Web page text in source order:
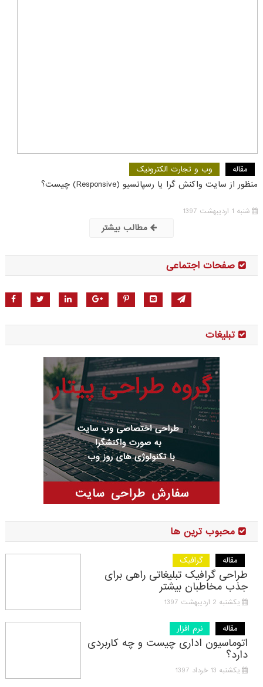
مقاله وب و تجارت الکترونیک
منظور از سایت واکنش گرا یا رسپانسیو (Responsive) چیست؟
شنبه 1 اردیبهشت 1397
صفحات اجتماعی
تبلیغات
محبوب ترین ها
مقاله گرافیک
طراحی گرافیک تبلیغاتی راهی برای
جذب مخاطبان بیشتر
یکشنبه 2 اردیبهشت 1397
مقاله نرم افزار
اتوماسیون اداری چیست و چه کاربردی
دارد؟
یکشنبه 13 خرداد 1397